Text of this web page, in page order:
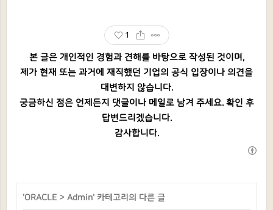
1
본 글은 개인적인 경험과 견해를 바탕으로 작성된 것이며,
제가 현재 또는 과거에 재직했던 기업의 공식 입장이나 의견을
대변하지 않습니다.
궁금하신 점은 언제든지 댓글이나 메일로 남겨 주세요. 확인 후
답변드리겠습니다.
감사합니다.
'ORACLE > Admin' 카테고리의 다른 글